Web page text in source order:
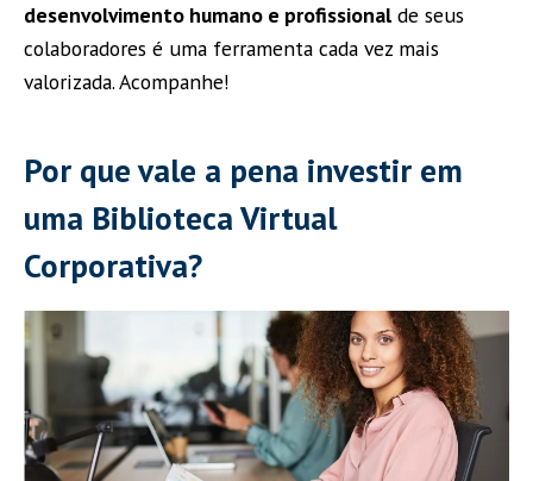
desenvolvimento humano e profissional de seus
colaboradores é uma ferramenta cada vez mais
valorizada. Acompanhe!
Por que vale a pena investir em
uma Biblioteca Virtual
Corporativa?